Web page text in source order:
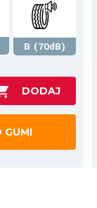
B (70dB)
GUMI